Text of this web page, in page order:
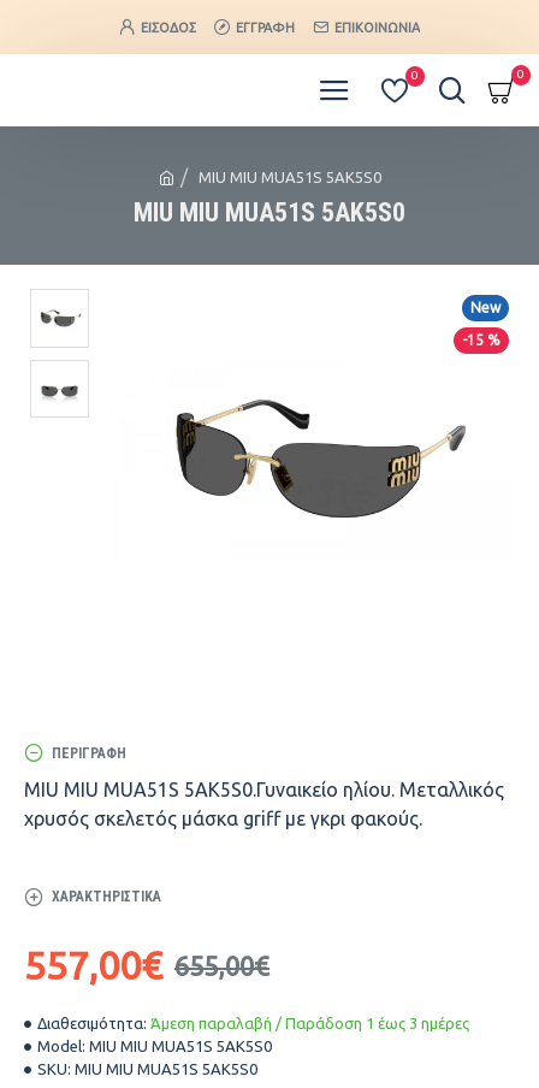
ΕΊΣΟΔΟΣ ΕΓΓΡΑΦΉ ΕΠΙΚΟΙΝΩΝΊΑ
0 0
MIU MIU MUA51S 5AK5S0
MIU MIU MUA51S 5AK5S0
New
-15 %
ΠΕΡΙΓΡΑΦΉ
MIU MIU MUA51S 5AK5S0.Γυναικείο ηλίου. Μεταλλικός
χρυσός σκελετός μάσκα griff με γκρι φακούς.
ΧΑΡΑΚΤΗΡΙΣΤΙΚΆ
Διαθεσιμότητα: Άμεση παραλαβή / Παράδοση 1 έως 3 ημέρες
Model: MIU MIU MUA51S 5AK5S0
SKU: MIU MIU MUA51S 5AK5S0
557,00€ 655,00€